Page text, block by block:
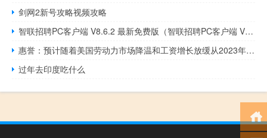
剑网2新号攻略视频攻略
智联招聘PC客户端 V8.6.2 最新免费版（智联招聘PC客户端 V8.6.2 最新免费版功能简介）
惠誉：预计随着美国劳动力市场降温和工资增长放缓从2023年第四季度开始支出将出现明显放缓
过年去印度吃什么